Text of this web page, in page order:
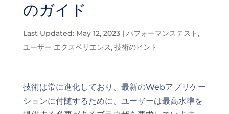
のガイド
Last Updated: May 12, 2023| パフォーマンステスト,
ユーザー エクスペリエンス, 技術のヒント
技術は常に進化しており、最新のWebアプリケー
ションに付随するために、ユーザーは最高水準を